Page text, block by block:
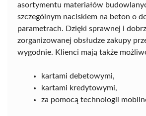
asortymentu materiałów
szczególnym naciskiem na beton o
parametrach. Dzięki sprawnej i
zorganizowanej obsłudze zakupy
wygodnie. Klienci mają także
kartami debetowymi,
kartami kredytowymi,
za pomocą technologii